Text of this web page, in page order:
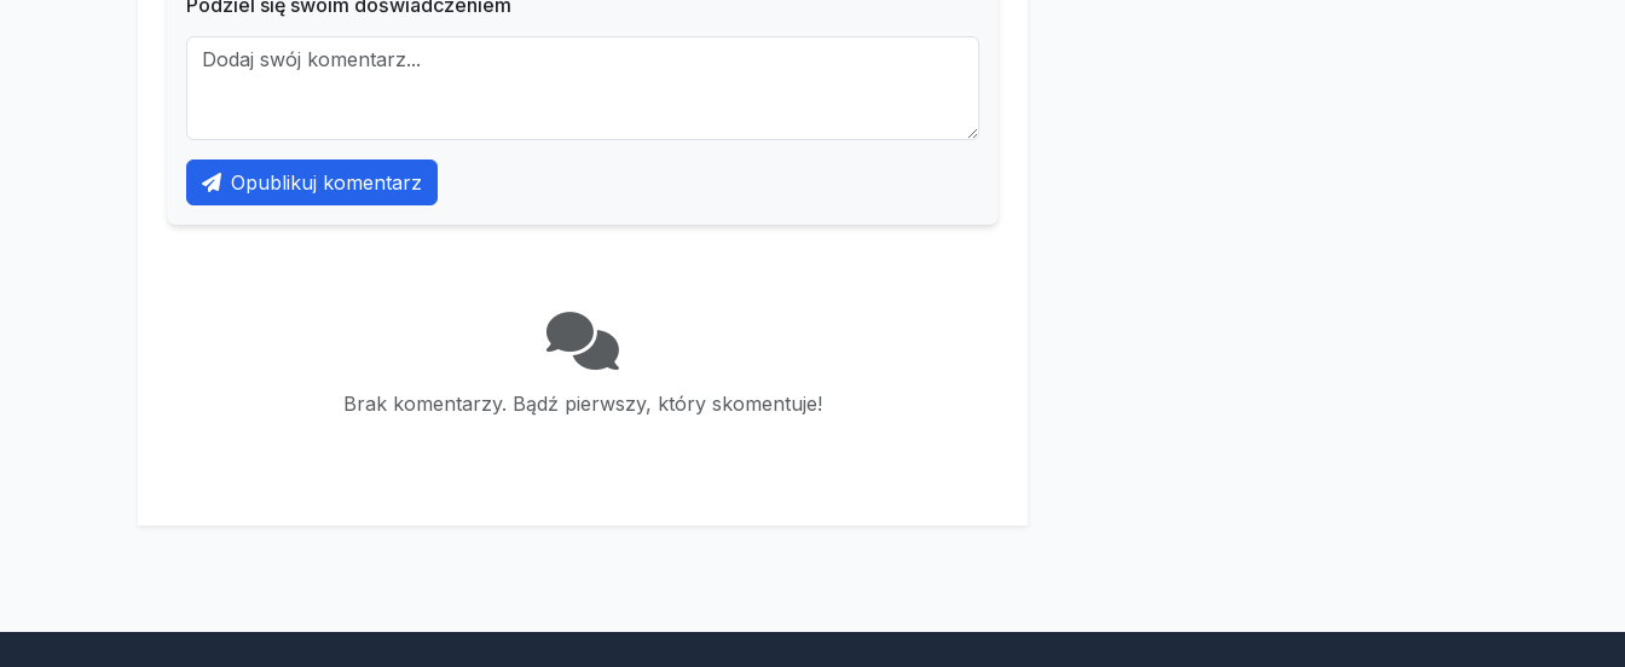
Podziel się swoim doświadczeniem
Opublikuj komentarz
Brak komentarzy. Bądź pierwszy, który skomentuje!